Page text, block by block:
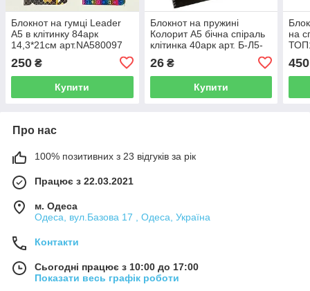
Блокнот на гумці Leader
А5 в клітинку 84арк
14,3*21см арт.NA580097
250 ₴
Купити
Блокнот на пружині
Колорит А5 бічна спіраль
клітинка 40арк арт. Б-Л5-
26₴
Купити
на
450
Про нас
100% позитивних з 23 відгуків за рік
Працює з 22.03.2021
м. Одеса
Одеса, вул.Базова 17 , Одеса, Україна
Контакти
Сьогодні працює з 10:00 до 17:00
Показати весь графік роботи